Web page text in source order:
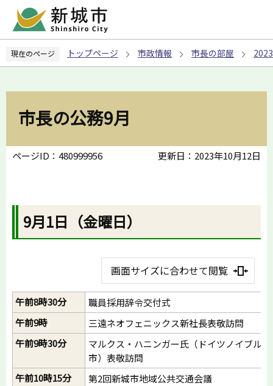
ペ
の
現在のページ トップページ 市政情報 市長の部屋
市長の公務9月
ページID：480999956 更新日：2023年10月12日
9月1日（金曜日）
画面サイズに合わせて閲覧
午前8時30分
職員採用辞令交付式
午前9時
三遠ネオフェニックス新社長表敬訪問
午前9時30分
マルクス・ハニンガー氏（ドイツノイブルグ
市）表敬訪問
午前10時15分
第2回新城市地域公共交通会議